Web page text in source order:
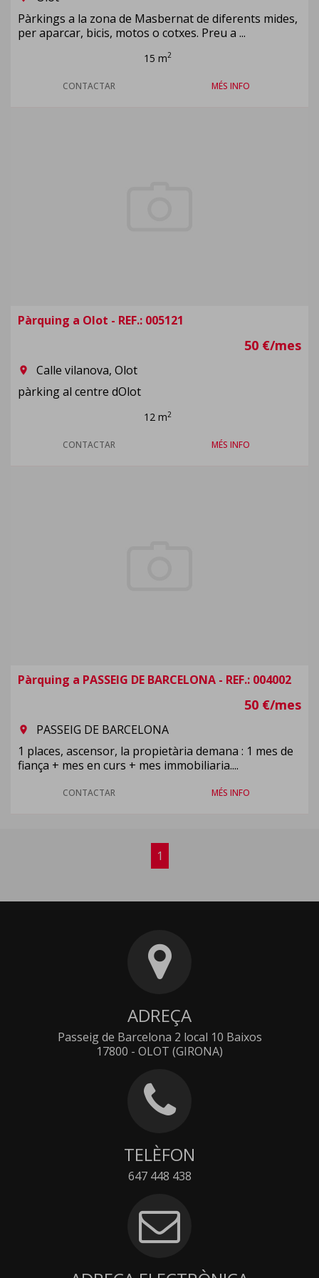
Pàrkings a la zona de Masbernat de diferents mides,
per aparcar, bicis, motos o cotxes. Preu a ...
15 m2
CONTACTAR MÉS INFO
Pàrquing a Olot - REF.: 005121
50 €/mes
room
Calle vilanova, Olot
pàrking al centre dOlot
12 m2
CONTACTAR MÉS INFO
Pàrquing a PASSEIG DE BARCELONA - REF.: 004002
50 €/mes
room
PASSEIG DE BARCELONA
1 places, ascensor, la propietària demana : 1 mes de
fiança + mes en curs + mes immobiliaria....
CONTACTAR MÉS INFO
1
ADREÇA
Passeig de Barcelona 2 local 10 Baixos
17800 - OLOT (GIRONA)
TELÈFON
647 448 438